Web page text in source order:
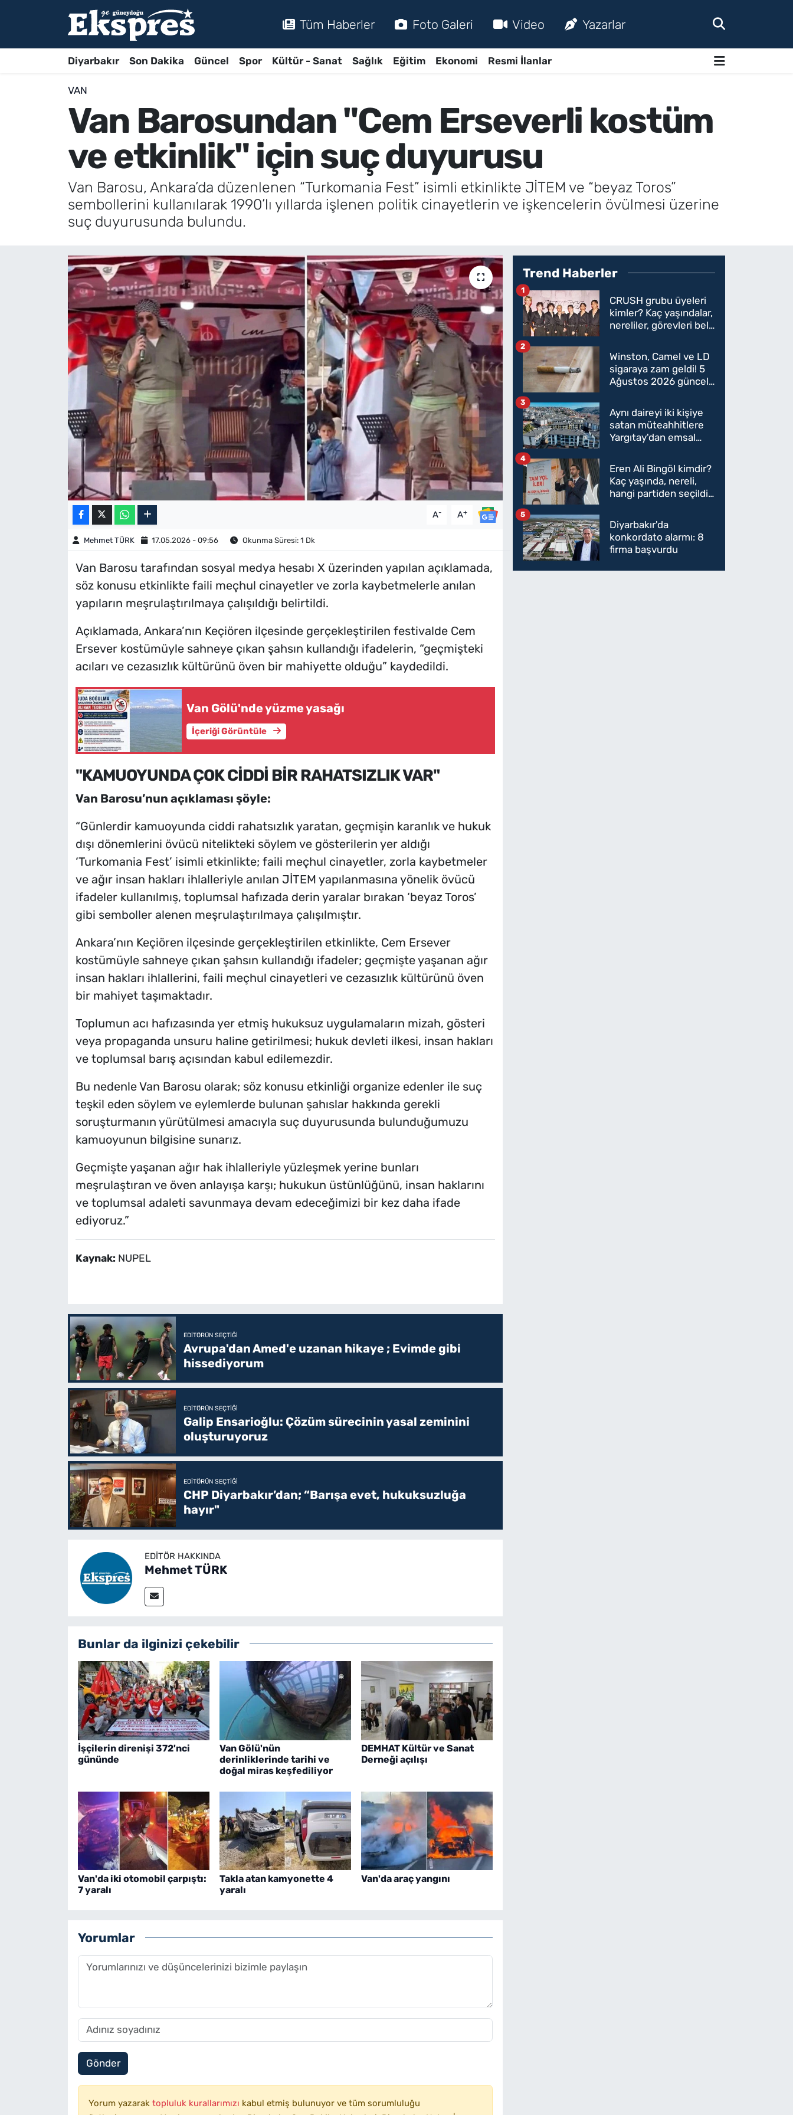
Tüm Haberler Foto Galeri Video Yazarlar
Diyarbakır Son Dakika Güncel Spor Kültür - Sanat Sağlık Eğitim Ekonomi Resmi İlanlar
VAN
Van Barosundan "Cem Erseverli kostüm
ve etkinlik" için suç duyurusu
Van Barosu, Ankara’da düzenlenen “Turkomania Fest” isimli etkinlikte JİTEM ve “beyaz Toros”
sembollerini kullanılarak 1990’lı yıllarda işlenen politik cinayetlerin ve işkencelerin övülmesi üzerine
suç duyurusunda bulundu.
A- A+
Mehmet TÜRK 17.05.2026 - 09:56 Okunma Süresi: 1 Dk
Van Barosu tarafından sosyal medya hesabı X üzerinden yapılan açıklamada,
söz konusu etkinlikte faili meçhul cinayetler ve zorla kaybetmelerle anılan
yapıların meşrulaştırılmaya çalışıldığı belirtildi.
Açıklamada, Ankara’nın Keçiören ilçesinde gerçekleştirilen festivalde Cem
Ersever kostümüyle sahneye çıkan şahsın kullandığı ifadelerin, “geçmişteki
acıları ve cezasızlık kültürünü öven bir mahiyette olduğu” kaydedildi.
Van Gölü'nde yüzme yasağı
İçeriği Görüntüle
"KAMUOYUNDA ÇOK CİDDİ BİR RAHATSIZLIK VAR"
Van Barosu’nun açıklaması şöyle:
“Günlerdir kamuoyunda ciddi rahatsızlık yaratan, geçmişin karanlık ve hukuk
dışı dönemlerini övücü nitelikteki söylem ve gösterilerin yer aldığı
‘Turkomania Fest’ isimli etkinlikte; faili meçhul cinayetler, zorla kaybetmeler
ve ağır insan hakları ihlalleriyle anılan JİTEM yapılanmasına yönelik övücü
ifadeler kullanılmış, toplumsal hafızada derin yaralar bırakan ‘beyaz Toros’
gibi semboller alenen meşrulaştırılmaya çalışılmıştır.
Ankara’nın Keçiören ilçesinde gerçekleştirilen etkinlikte, Cem Ersever
kostümüyle sahneye çıkan şahsın kullandığı ifadeler; geçmişte yaşanan ağır
insan hakları ihlallerini, faili meçhul cinayetleri ve cezasızlık kültürünü öven
bir mahiyet taşımaktadır.
Toplumun acı hafızasında yer etmiş hukuksuz uygulamaların mizah, gösteri
veya propaganda unsuru haline getirilmesi; hukuk devleti ilkesi, insan hakları
ve toplumsal barış açısından kabul edilemezdir.
Bu nedenle Van Barosu olarak; söz konusu etkinliği organize edenler ile suç
teşkil eden söylem ve eylemlerde bulunan şahıslar hakkında gerekli
soruşturmanın yürütülmesi amacıyla suç duyurusunda bulunduğumuzu
kamuoyunun bilgisine sunarız.
Geçmişte yaşanan ağır hak ihlalleriyle yüzleşmek yerine bunları
meşrulaştıran ve öven anlayışa karşı; hukukun üstünlüğünü, insan haklarını
ve toplumsal adaleti savunmaya devam edeceğimizi bir kez daha ifade
ediyoruz.”
Kaynak: NUPEL
EDITÖRÜN SEÇTIĞI
Avrupa'dan Amed'e uzanan hikaye ; Evimde gibi
hissediyorum
EDITÖRÜN SEÇTIĞI
Galip Ensarioğlu: Çözüm sürecinin yasal zeminini
oluşturuyoruz
EDITÖRÜN SEÇTIĞI
CHP Diyarbakır’dan; “Barışa evet, hukuksuzluğa
hayır"
EDITÖR HAKKINDA
Mehmet TÜRK
Bunlar da ilginizi çekebilir
İşçilerin direnişi 372'nci
gününde
Van Gölü'nün
derinliklerinde tarihi ve
doğal miras keşfediliyor
DEMHAT Kültür ve Sanat
Derneği açılışı
Van'da iki otomobil çarpıştı:
7 yaralı
Takla atan kamyonette 4
yaralı
Van'da araç yangını
Yorumlar
Gönder
Yorum yazarak topluluk kurallarımızı kabul etmiş bulunuyor ve tüm sorumluluğu
Trend Haberler
CRUSH grubu üyeleri
kimler? Kaç yaşındalar,
nereliler, görevleri belli
1
Winston, Camel ve LD
sigaraya zam geldi! 5
Ağustos 2026 güncel
oldu
2
Aynı daireyi iki kişiye
satan müteahhitlere
Yargıtay'dan emsal
3
Eren Ali Bingöl kimdir?
Kaç yaşında, nereli,
hangi partiden seçildi?
Parti'ye mi geçecek?
4
Diyarbakır'da
konkordato alarmı: 8
firma başvurdu
5